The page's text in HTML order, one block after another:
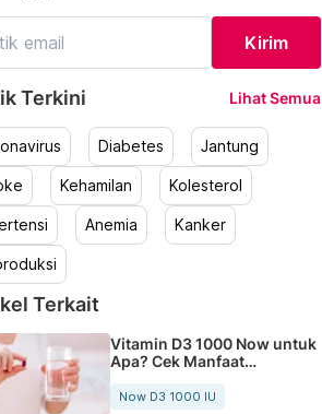
Kirim
Terkini Lihat Semua
Diabetes Jantung
Kehamilan Kolesterol
Anemia Kanker
Terkait
Vitamin D3 1000 Now untuk
Apa? Cek Manfaat
Now D3 1000 IU